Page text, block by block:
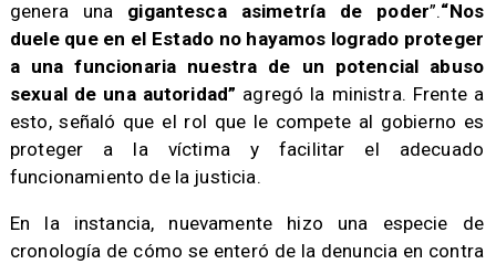
genera una gigantesca asimetría de poder”.“Nos
duele que en el Estado no hayamos logrado proteger
a una funcionaria nuestra de un potencial abuso
sexual de una autoridad” agregó la ministra. Frente a
esto, señaló que el rol que le compete al gobierno es
proteger a la víctima y facilitar el adecuado
funcionamiento de la justicia.
​En la instancia, nuevamente hizo una especie de
cronología de cómo se enteró de la denuncia en contra